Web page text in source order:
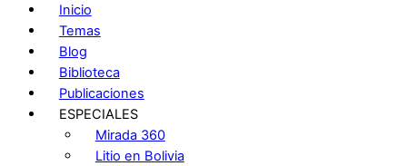
Inicio
Temas
Blog
Biblioteca
Publicaciones
ESPECIALES
Mirada 360
Litio en Bolivia